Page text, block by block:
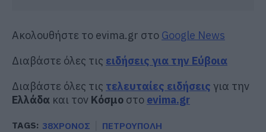
Ακολουθήστε το evima.gr στο Google News
Διαβάστε όλες τις ειδήσεις για την Εύβοια
Διαβάστε όλες τις τελευταίες ειδήσεις για την
Ελλάδα και τον Κόσμο στο evima.gr
TAGS: 38ΧΡΟΝΟΣ ΠΕΤΡΟΥΠΟΛΗ